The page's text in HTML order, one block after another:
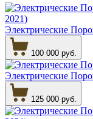
Электрические
100 000 руб.
Электрические
125 000 руб.